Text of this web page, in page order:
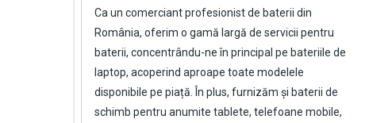
Ca un comerciant profesionist de baterii din
România, oferim o gamă largă de servicii pentru
baterii, concentrându-ne în principal pe bateriile de
laptop, acoperind aproape toate modelele
disponibile pe piață. În plus, furnizăm și baterii de
schimb pentru anumite tablete, telefoane mobile,